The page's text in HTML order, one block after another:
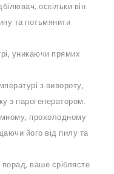
оскільки він
та потьмянити
уникаючи прямих
з вивороту,
з парогенератором.
прохолодному
його від пилу та
ваше сріблясте